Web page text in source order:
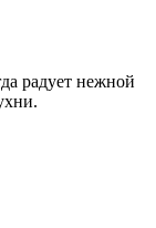
радует нежной